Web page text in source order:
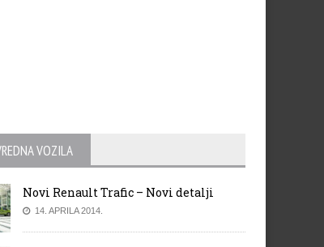
VOZILA
Novi Renault Trafic – Novi detalji
14. APRILA 2014.